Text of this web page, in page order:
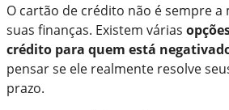
O cartão de crédito não é sempre
suas finanças. Existem várias
crédito para quem está
pensar se ele realmente resolve
prazo.